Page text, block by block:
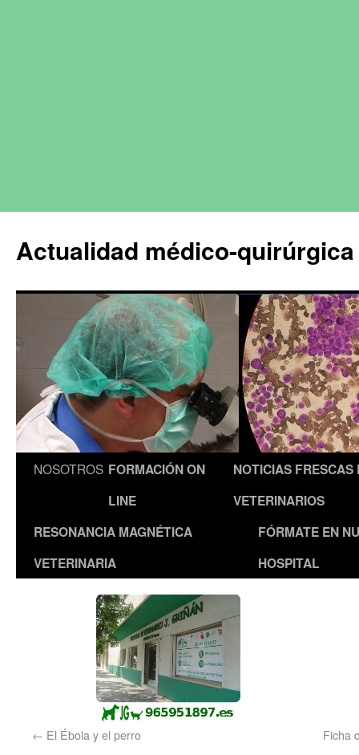
Actualidad médico-
NOSOTROS FORMACIÓN ON
LINE
NOTICIAS FRESCAS
VETERINARIOS
RESONANCIA MAGNÉTICA
VETERINARIA
FÓRMATE EN
HOSPITAL
← El Ébola y el perro Ficha